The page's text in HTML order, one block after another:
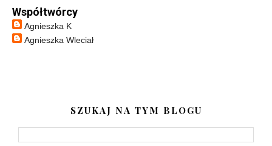
Współtwórcy
Agnieszka K
Agnieszka Wleciał
SZUKAJ NA TYM BLOGU